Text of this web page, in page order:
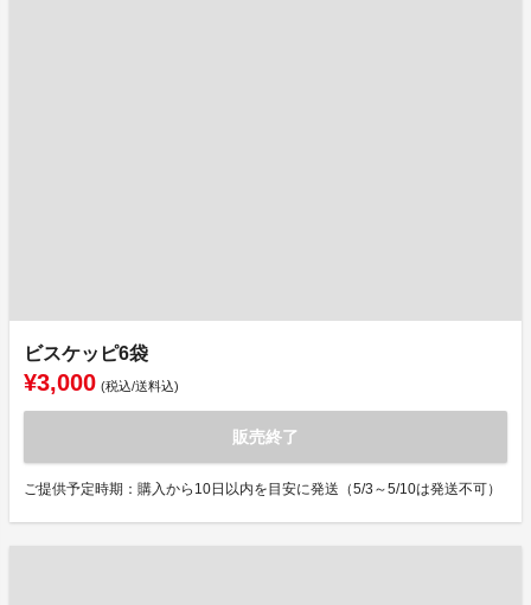
ビスケッピ6袋
¥3,000 (税込/送料込)
販売終了
ご提供予定時期：購入から10日以内を目安に発送（5/3～5/10は発送不可）